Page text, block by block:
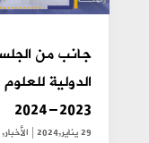
جانب من
الدولية
2023-2024
29 يناير,2024 | الأخبار,